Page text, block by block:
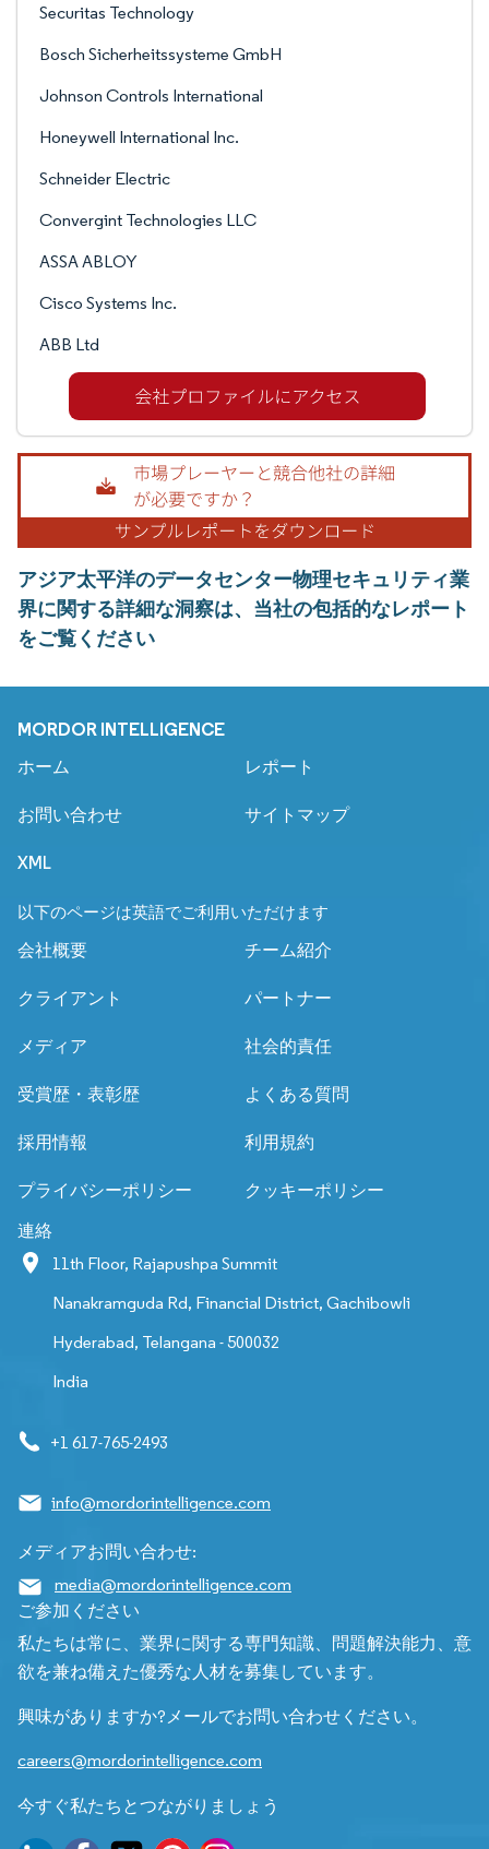
Securitas Technology
Bosch Sicherheitssysteme GmbH
Johnson Controls International
Honeywell International Inc.
Schneider Electric
Convergint Technologies LLC
ASSA ABLOY
Cisco Systems Inc.
ABB Ltd
アジア太平洋のデータセンター物理セキュリティ業
界に関する詳細な洞察は、当社の包括的なレポート
をご覧ください
MORDOR INTELLIGENCE
ホーム レポート
お問い合わせ サイトマップ
XML
以下のページは英語でご利用いただけます
会社概要 チーム紹介
クライアント パートナー
メディア 社会的責任
受賞歴・表彰歴 よくある質問
採用情報 利用規約
プライバシーポリシー クッキーポリシー
連絡
11th Floor, Rajapushpa Summit
Nanakramguda Rd, Financial District, Gachibowli
Hyderabad, Telangana - 500032
India
+1 617-765-2493
info@mordorintelligence.com
メディアお問い合わせ:
media@mordorintelligence.com
ご参加ください
私たちは常に、業界に関する専門知識、問題解決能力、意
欲を兼ね備えた優秀な人材を募集しています。
興味がありますか?メールでお問い合わせください。
careers@mordorintelligence.com
今すぐ私たちとつながりましょう